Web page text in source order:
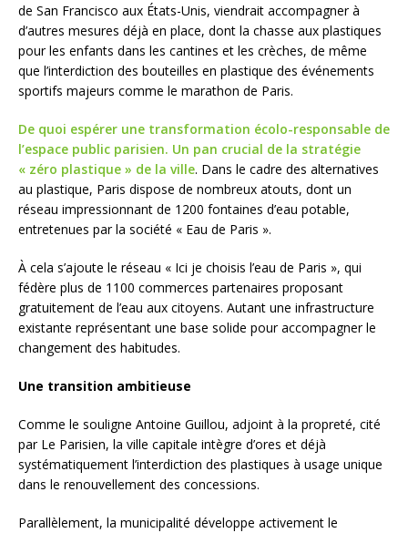
de San Francisco aux États-Unis, viendrait accompagner à
d’autres mesures déjà en place, dont la chasse aux plastiques
pour les enfants dans les cantines et les crèches, de même
que l’interdiction des bouteilles en plastique des événements
sportifs majeurs comme le marathon de Paris.
De quoi espérer une transformation écolo-responsable de
l’espace public parisien. Un pan crucial de la stratégie
« zéro plastique » de la ville. Dans le cadre des alternatives
au plastique, Paris dispose de nombreux atouts, dont un
réseau impressionnant de 1200 fontaines d’eau potable,
entretenues par la société « Eau de Paris ».
À cela s’ajoute le réseau « Ici je choisis l’eau de Paris », qui
fédère plus de 1100 commerces partenaires proposant
gratuitement de l’eau aux citoyens. Autant une infrastructure
existante représentant une base solide pour accompagner le
changement des habitudes.
Une transition ambitieuse
Comme le souligne Antoine Guillou, adjoint à la propreté, cité
par Le Parisien, la ville capitale intègre d’ores et déjà
systématiquement l’interdiction des plastiques à usage unique
dans le renouvellement des concessions.
Parallèlement, la municipalité développe activement le